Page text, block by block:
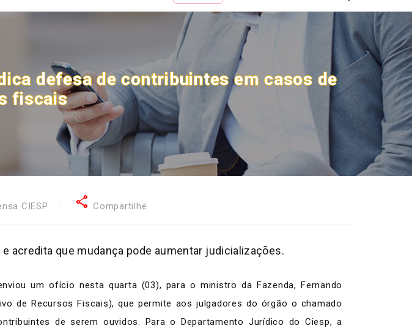
defesa de contribuintes em casos de
fiscais
CIESP share Compartilhe
acredita que mudança pode aumentar judicializações.
um ofício nesta quarta (03), para o ministro da Fazenda, Fernando
de Recursos Fiscais), que permite aos julgadores do órgão o chamado
de serem ouvidos. Para o Departamento Jurídico do Ciesp, a